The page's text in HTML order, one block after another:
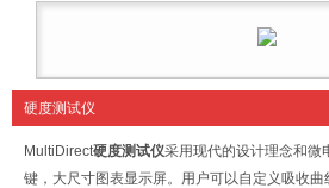
硬度测试仪
MultiDirect硬度测试仪采用现代的设计理念和微
键，大尺寸图表显示屏。用户可以自定义吸收曲